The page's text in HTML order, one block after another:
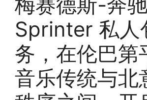
Sprinter 私人
务，在伦巴第
音乐传统与北